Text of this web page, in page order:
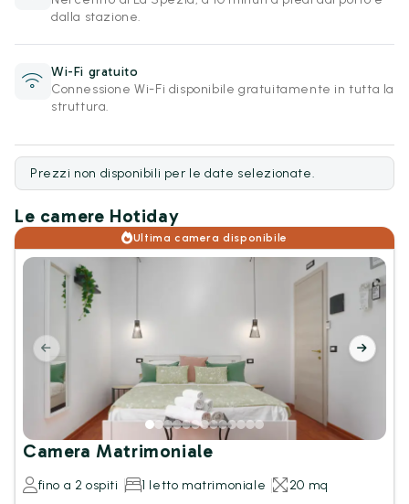
dalla stazione.
Wi-Fi gratuito
Connessione Wi-Fi disponibile gratuitamente in tutta la
struttura.
Prezzi non disponibili per le date selezionate.
Le camere Hotiday
Ultima camera disponibile
Camera Matrimoniale
fino a 2 ospiti 1 letto matrimoniale 20 mq